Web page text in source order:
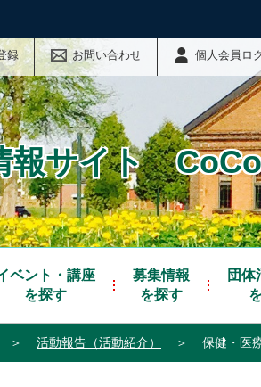
録 お問い合わせ 個人会員ロ
報サイト
ベント・講座
を探す
募集情報
を探す
団体
＞ 活動報告（活動紹介） ＞ 保健・医